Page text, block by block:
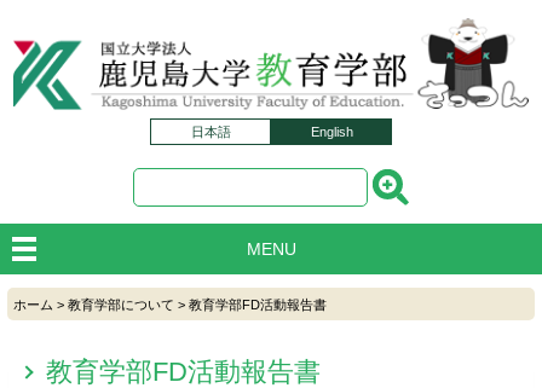
日本語 English
MENU
ホーム >教育学部について >教育学部FD活動報告書
教育学部FD活動報告書